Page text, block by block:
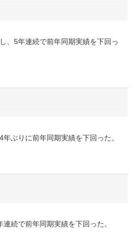
、5年連続で前年同期実績を下回っ
ぶりに前年同期実績を下回った。
続で前年同期実績を下回った。